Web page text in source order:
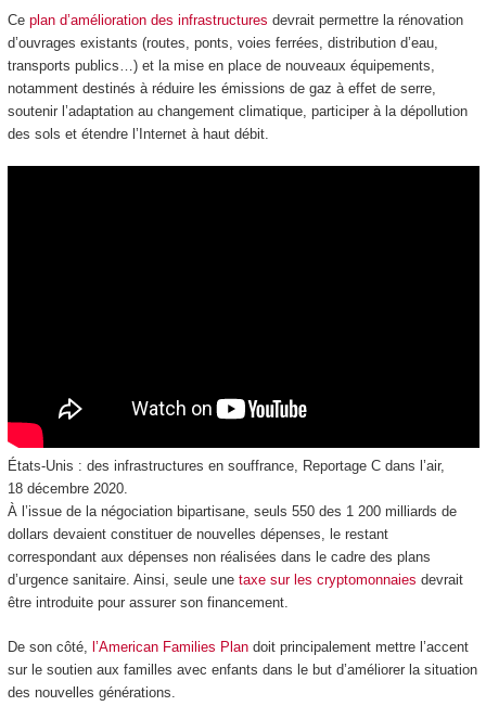
Ce plan d’amélioration des infrastructures devrait permettre la rénovation
d’ouvrages existants (routes, ponts, voies ferrées, distribution d’eau,
transports publics…) et la mise en place de nouveaux équipements,
notamment destinés à réduire les émissions de gaz à effet de serre,
soutenir l’adaptation au changement climatique, participer à la dépollution
des sols et étendre l’Internet à haut débit.
États-Unis : des infrastructures en souffrance, Reportage C dans l’air,
18 décembre 2020.
À l’issue de la négociation bipartisane, seuls 550 des 1 200 milliards de
dollars devaient constituer de nouvelles dépenses, le restant
correspondant aux dépenses non réalisées dans le cadre des plans
d’urgence sanitaire. Ainsi, seule une taxe sur les cryptomonnaies devrait
être introduite pour assurer son financement.
De son côté, l’American Families Plandoit principalement mettre l’accent
sur le soutien aux familles avec enfants dans le but d’améliorer la situation
des nouvelles générations.